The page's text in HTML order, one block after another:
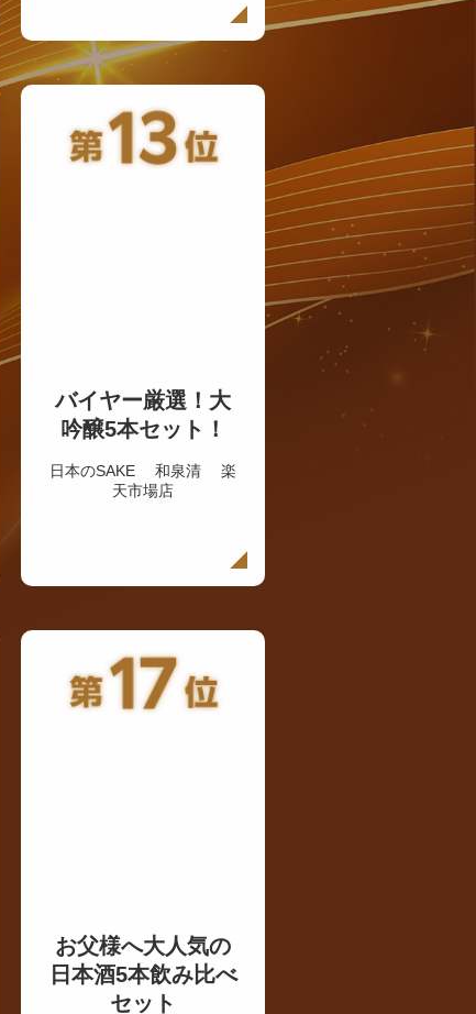
バイヤー厳選！大
吟醸5本セット！
日本のSAKE 和泉清 楽
天市場店
お父様へ大人気の
日本酒5本飲み比べ
セット